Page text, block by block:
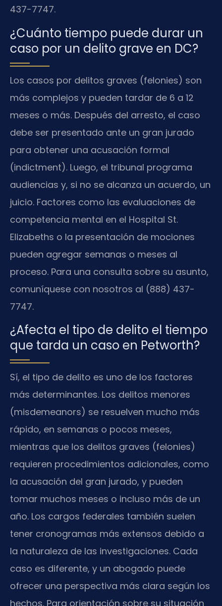
437-7747.
¿Cuánto tiempo puede durar un
caso por un delito grave en DC?
Los casos por delitos graves (felonies) son
más complejos y pueden tardar de 6 a 12
meses o más. Después del arresto, el caso
debe ser presentado ante un gran jurado
para obtener una acusación formal
(indictment). Luego, el tribunal programa
audiencias y, si no se alcanza un acuerdo, un
juicio. Factores como las evaluaciones de
competencia mental en el Hospital St.
Elizabeths o la presentación de mociones
pueden agregar semanas o meses al
proceso. Para una consulta sobre su asunto,
comuníquese con nosotros al (888) 437-
7747.
¿Afecta el tipo de delito el tiempo
que tarda un caso en Petworth?
Sí, el tipo de delito es uno de los factores
más determinantes. Los delitos menores
(misdemeanors) se resuelven mucho más
rápido, en semanas o pocos meses,
mientras que los delitos graves (felonies)
requieren procedimientos adicionales, como
la acusación del gran jurado, y pueden
tomar muchos meses o incluso más de un
año. Los cargos federales también suelen
tener cronogramas más extensos debido a
la naturaleza de las investigaciones. Cada
caso es diferente, y un abogado puede
ofrecer una perspectiva más clara según los
hechos. Para orientación sobre su situación